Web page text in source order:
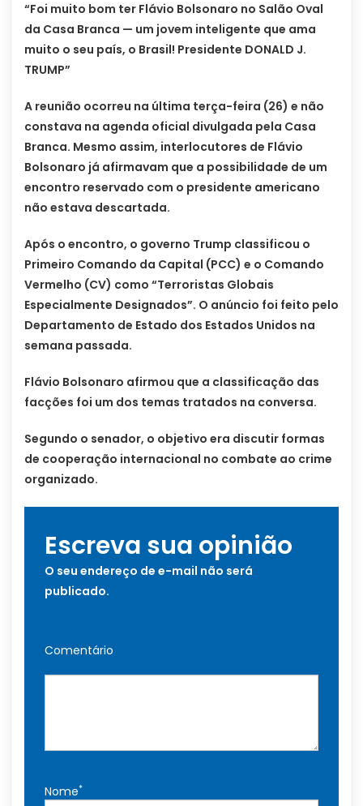
“Foi muito bom ter Flávio Bolsonaro no Salão Oval
da Casa Branca — um jovem inteligente que ama
muito o seu país, o Brasil! Presidente DONALD J.
TRUMP”
A reunião ocorreu na última terça-feira (26) e não
constava na agenda oficial divulgada pela Casa
Branca. Mesmo assim, interlocutores de Flávio
Bolsonaro já afirmavam que a possibilidade de um
encontro reservado com o presidente americano
não estava descartada.
Após o encontro, o governo Trump classificou o
Primeiro Comando da Capital (PCC) e o Comando
Vermelho (CV) como “Terroristas Globais
Especialmente Designados”. O anúncio foi feito pelo
Departamento de Estado dos Estados Unidos na
semana passada.
Flávio Bolsonaro afirmou que a classificação das
facções foi um dos temas tratados na conversa.
Segundo o senador, o objetivo era discutir formas
de cooperação internacional no combate ao crime
organizado.
Escreva sua opinião
O seu endereço de e-mail não será
publicado.
Comentário
Nome*